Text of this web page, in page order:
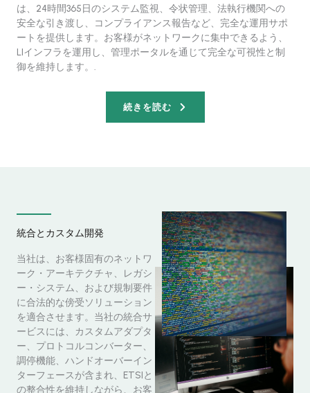
は、24時間365日のシステム監視、令状管理、法執行機関への
安全な引き渡し、コンプライアンス報告など、完全な運用サポ
ートを提供します。お客様がネットワークに集中できるよう、
LIインフラを運用し、管理ポータルを通じて完全な可視性と制
御を維持します。.
続きを読む
統合とカスタム開発
当社は、お客様固有のネットワ
ーク・アーキテクチャ、レガシ
ー・システム、および規制要件
に合法的な傍受ソリューション
を適合させます。当社の統合サ
ービスには、カスタムアダプタ
ー、プロトコルコンバーター、
調停機能、ハンドオーバーイン
ターフェースが含まれ、ETSIと
の整合性を維持しながら、お客